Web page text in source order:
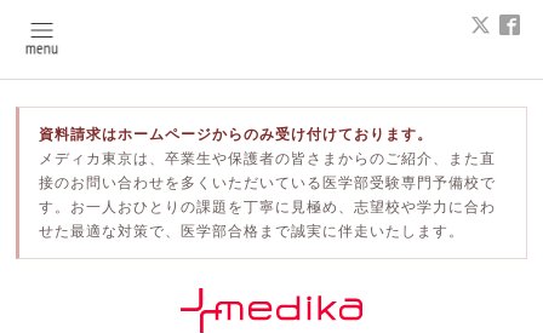
資料請求はホームページからのみ受け付けております。
メディカ東京は、卒業生や保護者の皆さまからのご紹介、また直
接のお問い合わせを多くいただいている医学部受験専門予備校で
す。お一人おひとりの課題を丁寧に見極め、志望校や学力に合わ
せた最適な対策で、医学部合格まで誠実に伴走いたします。